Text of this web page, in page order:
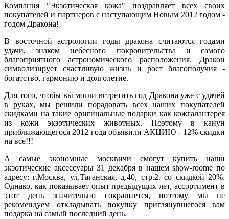
Компания "Экзотическая кожа" поздравляет всех своих
покупателей и партнеров с наступающим Новым 2012 годом -
годом Дракона!
В восточной астрологии годы дракона считаются годами
удачи, знаком небесного покровительства и самого
благоприятного астрономического расположения. Дракон
символизирует счастливую жизнь и рост благополучия -
богатство, гармонию и долголетие.
Для того, чтобы вы могли встретить год Дракона уже с удачей
в руках, мы решили порадовать всех наших покупателей
скидками на такие оригинальные подарки как кожгалантерея
из кожи экзотических животных. Поэтому в канун
приближающегося 2012 года объявили АКЦИЮ - 12% скидки
на все!!!
А самые экономные москвичи смогут купить наши
экзотические аксессуары 31 декабря в нашем show-roomе по
адресу: г.Москва, ул.Таганская, д.40, стр.2. со скидкой 20%.
Однако, как показывает опыт предыдущих лет, ассортимент в
этот день значительно сокращается, поэтому мы не
рекомендуем откладывать покупку приглянувшегося вам
подарка на самый последний день.